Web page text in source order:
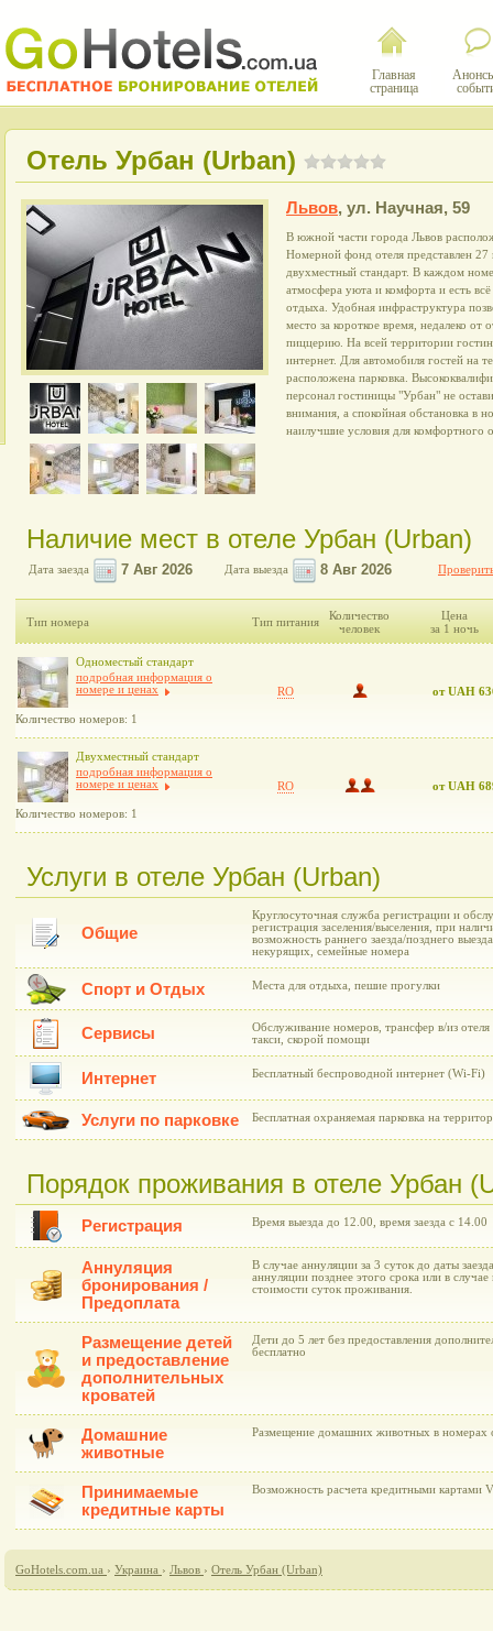
Главная
страница
Отель Урбан (Urban)
Львов, ул. Научная, 59
В южной части города Львов
Номерной фонд отеля представлен
двухместный стандарт. В каждом
атмосфера уюта и комфорта и есть
отдыха. Удобная инфраструктура
место за короткое время, недалеко
пиццерию. На всей территории
интернет. Для автомобиля гостей на
расположена парковка.
персонал гостиницы "Урбан" не
внимания, а спокойная обстановка в
наилучшие условия для комфортного
Наличие мест в отеле Урбан (Urban)
Дата заезда Дата выезда
Тип номера Тип питания
Количество
человек
Цена
за 1 ночь
Одноместый стандарт
подробная информация о
номере и ценах
Количество номеров: 1
RO от UAH
Двухместный стандарт
подробная информация о
номере и ценах
Количество номеров: 1
RO от UAH
Услуги в отеле Урбан (Urban)
Общие
Круглосуточная служба регистрации и
регистрация заселения/выселения, при
возможность раннего заезда/позднего
некурящих, семейные номера
Спорт и Отдых Места для отдыха, пешие прогулки
Сервисы
Обслуживание номеров, трансфер в/из
такси, скорой помощи
Интернет Бесплатный беспроводной интернет (Wi-Fi)
Услуги по парковке Бесплатная охраняемая парковка на
Порядок проживания в отеле Урбан
Регистрация Время выезда до 12.00, время заезда с 14.00
Аннуляция
бронирования /
Предоплата
В случае аннуляции за 3 суток до даты
аннуляции позднее этого срока или в случае
стоимости суток проживания.
Размещение детей
и предоставление
дополнительных
кроватей
Дети до 5 лет без предоставления
бесплатно
Домашние
животные
Размещение домашних животных в номерах
Принимаемые
кредитные карты
Возможность расчета кредитными картами
GoHotels.com.ua › Украина › Львов › Отель Урбан (Urban)